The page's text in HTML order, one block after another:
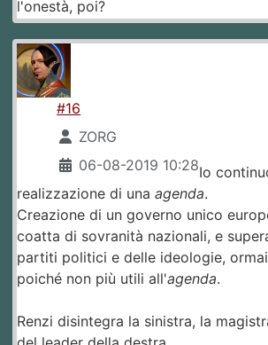
l'onestà, poi?
#16
ZORG
06-08-2019 10:28Io
realizzazione di una agenda.
Creazione di un governo unico
coatta di sovranità nazionali, e
partiti politici e delle ideologie,
poiché non più utili all'agenda.
Renzi disintegra la sinistra, la